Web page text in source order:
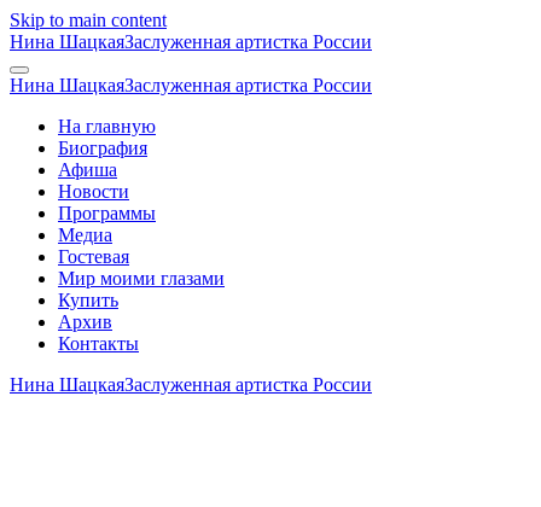
Skip to main content
Нина ШацкаяЗаслуженная артистка России
Нина ШацкаяЗаслуженная артистка России
На главную
Биография
Афиша
Новости
Программы
Медиа
Гостевая
Мир моими глазами
Купить
Архив
Контакты
Нина ШацкаяЗаслуженная артистка России